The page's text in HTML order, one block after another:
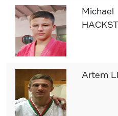
Michael
Artem